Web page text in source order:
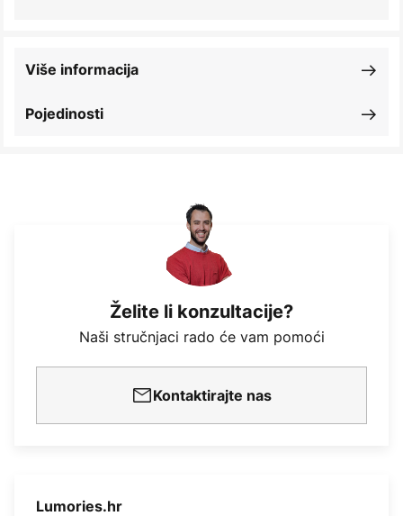
Pojedinosti
Više informacija
Želite li konzultacije?
Naši stručnjaci rado će vam pomoći
Kontaktirajte nas
Lumories.hr